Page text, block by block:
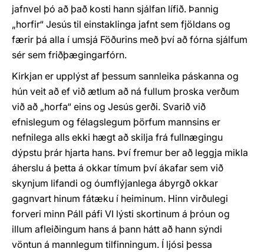
jafnvel þó að það kosti hann sjálfan lífið. Þannig
„horfir“ Jesús til einstaklinga jafnt sem fjöldans og
færir þá alla í umsjá Föðurins með því að fórna sjálfum
sér sem friðþægingarfórn.
Kirkjan er upplýst af þessum sannleika páskanna og
hún veit að ef við ætlum að ná fullum þroska verðum
við að „horfa“ eins og Jesús gerði. Svarið við
efnislegum og félagslegum þörfum mannsins er
nefnilega alls ekki hægt að skilja frá fullnægingu
dýpstu þrár hjarta hans. Því fremur ber að leggja mikla
áherslu á þetta á okkar tímum því ákafar sem við
skynjum lifandi og óumflýjanlega ábyrgð okkar
gagnvart hinum fátæku í heiminum. Hinn virðulegi
forveri minn Páll páfi VI lýsti skortinum á þróun og
illum afleiðingum hans á þann hátt að hann sýndi
vöntun á mannlegum tilfinningum. Í ljósi þessa